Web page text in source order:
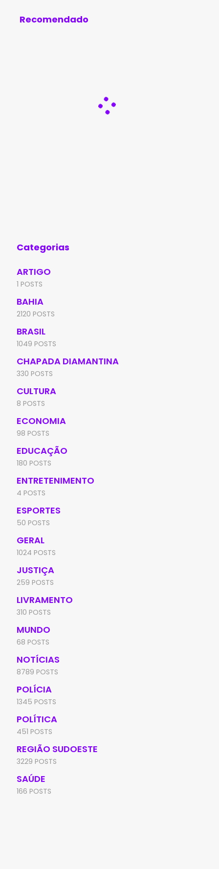
Recomendado
Categorias
ARTIGO
1 POSTS
BAHIA
2120 POSTS
BRASIL
1049 POSTS
CHAPADA DIAMANTINA
330 POSTS
CULTURA
8 POSTS
ECONOMIA
98 POSTS
EDUCAÇÃO
180 POSTS
ENTRETENIMENTO
4 POSTS
ESPORTES
50 POSTS
GERAL
1024 POSTS
JUSTIÇA
259 POSTS
LIVRAMENTO
310 POSTS
MUNDO
68 POSTS
NOTÍCIAS
8789 POSTS
POLÍCIA
1345 POSTS
POLÍTICA
451 POSTS
REGIÃO SUDOESTE
3229 POSTS
SAÚDE
166 POSTS